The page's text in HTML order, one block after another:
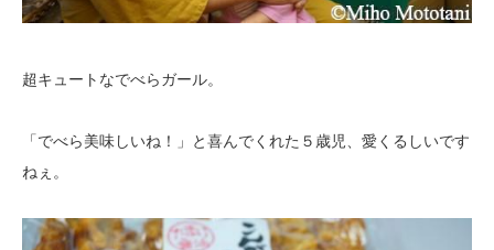
超キュートなでべらガール。
「でべら美味しいね！」と喜んでくれた５歳児、愛くるしいです
ねぇ。